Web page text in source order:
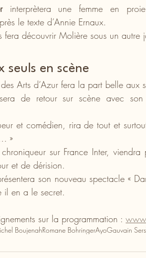
interprètera une femme en
le texte d’Annie Ernaux.
fera découvrir Molière sous un autre
seuls en scène
Arts d’Azur fera la part belle aux
de retour sur scène avec son
et comédien, rira de tout et
»
sur France Inter,
et de dérision.
son nouveau spectacle «
il en a le secret.
sur la programmation :
BoujenahRomane BohringerAyoGauvain Sers